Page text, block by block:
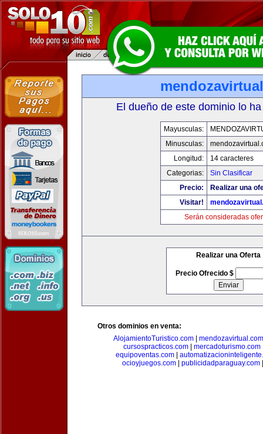
El dueño de este dominio lo
Mayusculas:
Minusculas:
Longitud:
14 caracteres
Categorias:
Sin Clasificar
Precio:
Realizar una
Visitar!
Serán consideradas
Realizar una Oferta
Precio Ofrecido $
Otros dominios en venta:
AlojamientoTuristico.com
mendozavirtual.com
cursospracticos.com| mercadoturismo.com
equipoventas.com|
ocioyjuegos.com| publicidadparaguay.com